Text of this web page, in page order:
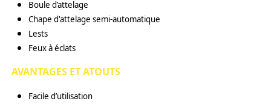
Boule d’attelage
Chape d'attelage semi-automatique
Lests
Feux à éclats
AVANTAGES ET ATOUTS
Facile d’utilisation